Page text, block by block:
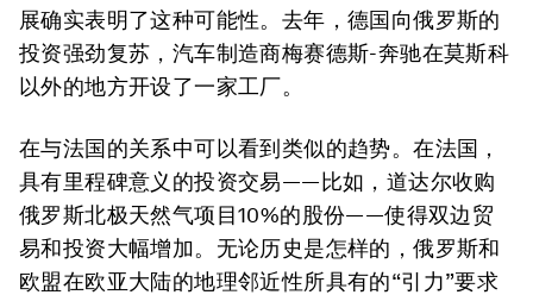
展确实表明了这种可能性。去年，德国向俄罗斯的
投资强劲复苏，汽车制造商梅赛德斯-奔驰在莫斯科
以外的地方开设了一家工厂。
在与法国的关系中可以看到类似的趋势。在法国，
具有里程碑意义的投资交易——比如，道达尔收购
俄罗斯北极天然气项目10%的股份——使得双边贸
易和投资大幅增加。无论历史是怎样的，俄罗斯和
欧盟在欧亚大陆的地理邻近性所具有的“引力”要求